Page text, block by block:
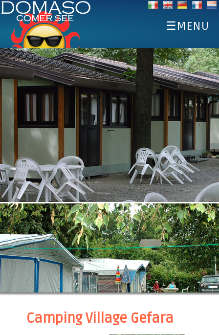
☰MENU
STARTSEITE
ENTDECKEN
SPORTS
ESSEN UND TRINKEN
EVENTS
WETTER WEBCAM
Camping Village Gefara